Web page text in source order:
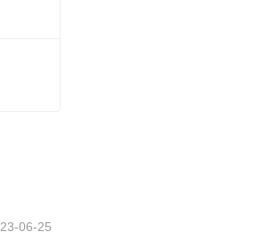
06-25